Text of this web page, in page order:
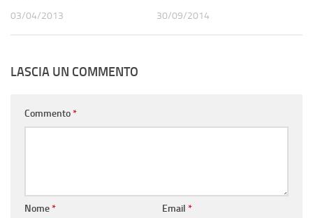
03/04/2013 30/09/2014
LASCIA UN COMMENTO
Commento*
Nome* Email *